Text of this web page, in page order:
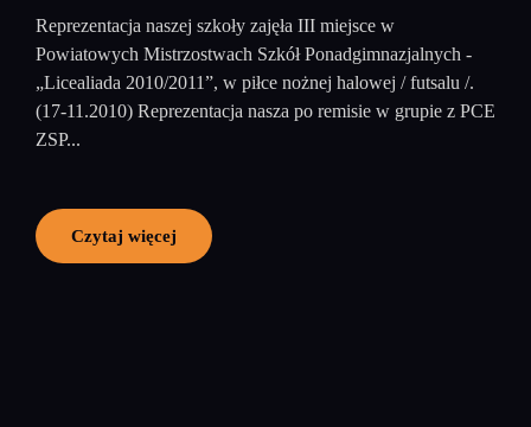
Reprezentacja naszej szkoły zajęła III miejsce w
Powiatowych Mistrzostwach Szkół Ponadgimnazjalnych -
„Licealiada 2010/2011”, w piłce nożnej halowej / futsalu /.
(17-11.2010) Reprezentacja nasza po remisie w grupie z PCE
ZSP...
Czytaj więcej